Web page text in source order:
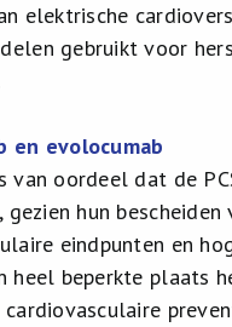
elektrische
gebruikt voor
en evolocumab
van oordeel dat de
gezien hun
eindpunten en
heel beperkte plaats
cardiovasculaire